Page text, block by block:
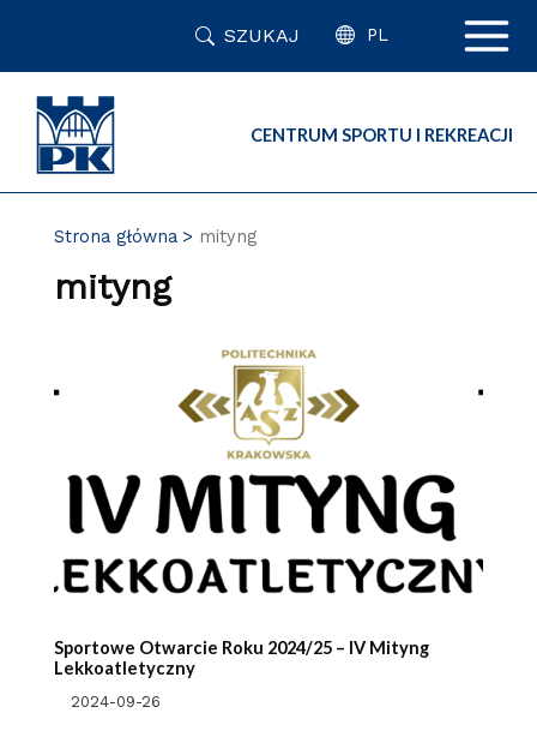
SZUKAJ PL
CENTRUM SPORTU I REKREACJI
Strona główna mityng
mityng
Sportowe Otwarcie Roku 2024/25 – IV Mityng
Lekkoatletyczny
2024-09-26